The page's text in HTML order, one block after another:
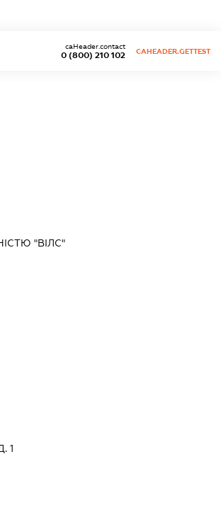
0 (800) 210 102
caHeader.contact
CAHEADER.GETTEST
"ВІЛС"
1